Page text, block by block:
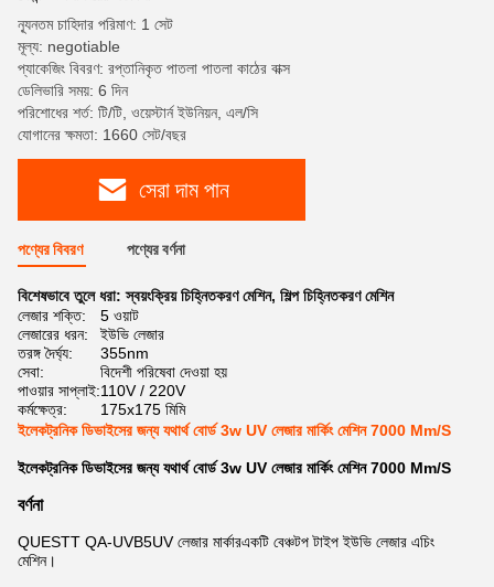
ন্যূনতম চাহিদার পরিমাণ: 1 সেট
মূল্য: negotiable
প্যাকেজিং বিবরণ: রপ্তানিকৃত পাতলা পাতলা কাঠের বাক্স
ডেলিভারি সময়: 6 দিন
পরিশোধের শর্ত: টি/টি, ওয়েস্টার্ন ইউনিয়ন, এল/সি
যোগানের ক্ষমতা: 1660 সেট/বছর
সেরা দাম পান
পণ্যের বিবরণ পণ্যের বর্ণনা
বিশেষভাবে তুলে ধরা:স্বয়ংক্রিয় চিহ্নিতকরণ মেশিন, শিল্প চিহ্নিতকরণ মেশিন
লেজার শক্তি:
5 ওয়াট
লেজারের ধরন:
ইউভি লেজার
তরঙ্গ দৈর্ঘ্য:
355nm
সেবা:
বিদেশী পরিষেবা দেওয়া হয়
পাওয়ার সাপ্লাই:110V / 220V
কর্মক্ষেত্র:
175x175 মিমি
ইলেকট্রনিক ডিভাইসের জন্য যথার্থ বোর্ড 3w UV লেজার মার্কিং মেশিন 7000 Mm/S
ইলেকট্রনিক ডিভাইসের জন্য যথার্থ বোর্ড 3w UV লেজার মার্কিং মেশিন 7000 Mm/S
বর্ণনা
QUESTT QA-UVB5UV লেজার মার্কারএকটি বেঞ্চটপ টাইপ ইউভি লেজার এচিং
মেশিন।